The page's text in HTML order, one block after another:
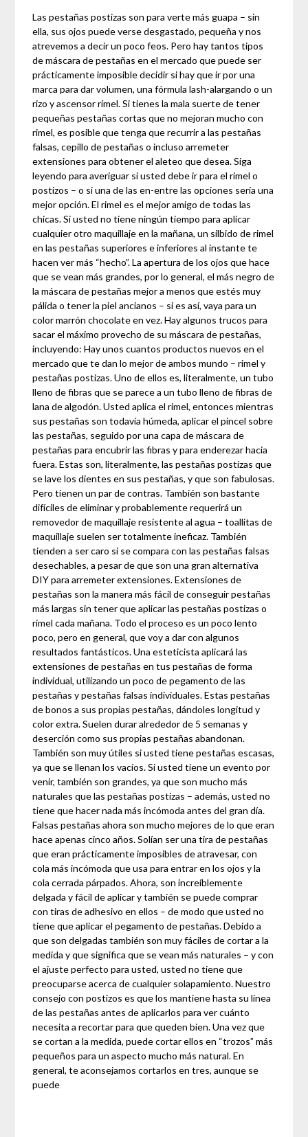
Las pestañas postizas son para verte más guapa – sin
ella, sus ojos puede verse desgastado, pequeña y nos
atrevemos a decir un poco feos. Pero hay tantos tipos
de máscara de pestañas en el mercado que puede ser
prácticamente imposible decidir si hay que ir por una
marca para dar volumen, una fórmula lash-alargando o un
rizo y ascensor rímel. Si tienes la mala suerte de tener
pequeñas pestañas cortas que no mejoran mucho con
rimel, es posible que tenga que recurrir a las pestañas
falsas, cepillo de pestañas o incluso arremeter
extensiones para obtener el aleteo que desea. Siga
leyendo para averiguar si usted debe ir para el rimel o
postizos – o si una de las en-entre las opciones sería una
mejor opción. El rimel es el mejor amigo de todas las
chicas. Si usted no tiene ningún tiempo para aplicar
cualquier otro maquillaje en la mañana, un silbido de rimel
en las pestañas superiores e inferiores al instante te
hacen ver más “hecho”. La apertura de los ojos que hace
que se vean más grandes, por lo general, el más negro de
la máscara de pestañas mejor a menos que estés muy
pálida o tener la piel ancianos – si es así, vaya para un
color marrón chocolate en vez. Hay algunos trucos para
sacar el máximo provecho de su máscara de pestañas,
incluyendo: Hay unos cuantos productos nuevos en el
mercado que te dan lo mejor de ambos mundo – rimel y
pestañas postizas. Uno de ellos es, literalmente, un tubo
lleno de fibras que se parece a un tubo lleno de fibras de
lana de algodón. Usted aplica el rimel, entonces mientras
sus pestañas son todavía húmeda, aplicar el pincel sobre
las pestañas, seguido por una capa de máscara de
pestañas para encubrir las fibras y para enderezar hacia
fuera. Estas son, literalmente, las pestañas postizas que
se lave los dientes en sus pestañas, y que son fabulosas.
Pero tienen un par de contras. También son bastante
difíciles de eliminar y probablemente requerirá un
removedor de maquillaje resistente al agua – toallitas de
maquillaje suelen ser totalmente ineficaz. También
tienden a ser caro si se compara con las pestañas falsas
desechables, a pesar de que son una gran alternativa
DIY para arremeter extensiones. Extensiones de
pestañas son la manera más fácil de conseguir pestañas
más largas sin tener que aplicar las pestañas postizas o
rímel cada mañana. Todo el proceso es un poco lento
poco, pero en general, que voy a dar con algunos
resultados fantásticos. Una esteticista aplicará las
extensiones de pestañas en tus pestañas de forma
individual, utilizando un poco de pegamento de las
pestañas y pestañas falsas individuales. Estas pestañas
de bonos a sus propias pestañas, dándoles longitud y
color extra. Suelen durar alrededor de 5 semanas y
deserción como sus propias pestañas abandonan.
También son muy útiles si usted tiene pestañas escasas,
ya que se llenan los vacíos. Si usted tiene un evento por
venir, también son grandes, ya que son mucho más
naturales que las pestañas postizas – además, usted no
tiene que hacer nada más incómoda antes del gran día.
Falsas pestañas ahora son mucho mejores de lo que eran
hace apenas cinco años. Solían ser una tira de pestañas
que eran prácticamente imposibles de atravesar, con
cola más incómoda que usa para entrar en los ojos y la
cola cerrada párpados. Ahora, son increíblemente
delgada y fácil de aplicar y también se puede comprar
con tiras de adhesivo en ellos – de modo que usted no
tiene que aplicar el pegamento de pestañas. Debido a
que son delgadas también son muy fáciles de cortar a la
medida y que significa que se vean más naturales – y con
el ajuste perfecto para usted, usted no tiene que
preocuparse acerca de cualquier solapamiento. Nuestro
consejo con postizos es que los mantiene hasta su línea
de las pestañas antes de aplicarlos para ver cuánto
necesita a recortar para que queden bien. Una vez que
se cortan a la medida, puede cortar ellos en “trozos” más
pequeños para un aspecto mucho más natural. En
general, te aconsejamos cortarlos en tres, aunque se
puede